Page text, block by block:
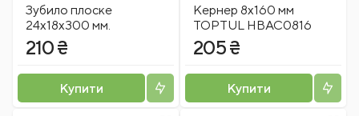
Зубило плоске
24х18х300 мм.
210 ₴
Купити
Кернер 8х160 мм
TOPTUL HBAC0816
205 ₴
Купити